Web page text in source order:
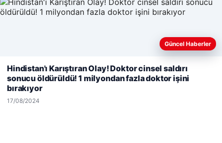
Son Eklenen Firmalar
deneyiminizi kişiselleştirmek ve geliştirmek amacıyla çerezler
kullanıyoruz.Çerez Politikamız
Reddet
Güncel Haberler
Hindistan'ı Karıştıran Olay! Doktor cinsel saldırı
sonucu öldürüldü! 1 milyondan fazla doktor işini
bırakıyor
17/08/2024